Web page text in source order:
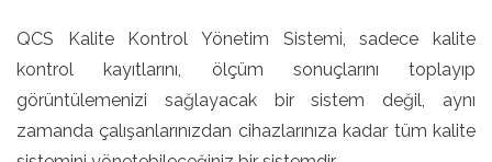
QCS Kalite Kontrol Yönetim Sistemi, sadece kalite
kontrol kayıtlarını, ölçüm sonuçlarını toplayıp
görüntülemenizi sağlayacak bir sistem değil, aynı
zamanda çalışanlarınızdan cihazlarınıza kadar tüm kalite